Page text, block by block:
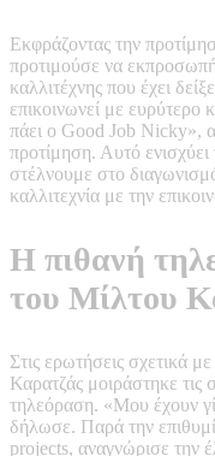
Εκφράζοντας την
προτιμούσε να
καλλιτέχνης που έχει
επικοινωνεί με ευρύτερο
πάει ο Good Job Nicky»,
προτίμηση. Αυτό
στέλνουμε στο
καλλιτεχνία με την
Η πιθανή
του Μίλτου
Στις ερωτήσεις σχετικά
Καρατζάς μοιράστηκε τις
τηλεόραση. «Μου έχουν
δήλωσε. Παρά την
projects, αναγνώρισε την